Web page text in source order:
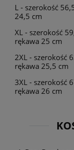
L - szerokość
24,5 cm
XL - szerokość
rękawa 25 cm
2XL - szerokość
rękawa 25,5 cm
3XL - szerokość
rękawa 26 cm